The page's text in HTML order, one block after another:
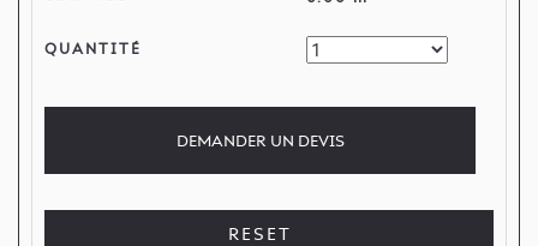
QUANTITÉ
DEMANDER UN DEVIS
RESET